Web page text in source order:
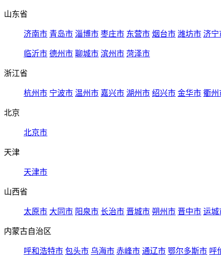
山东省
济南市 青岛市 淄博市 枣庄市 东营市 烟台市 潍坊市 济宁
临沂市 德州市 聊城市 滨州市 菏泽市
浙江省
杭州市 宁波市 温州市 嘉兴市 湖州市 绍兴市 金华市 衢州
北京
北京市
天津
天津市
山西省
太原市 大同市 阳泉市 长治市 晋城市 朔州市 晋中市 运城
内蒙古自治区
呼和浩特市 包头市 乌海市 赤峰市 通辽市 鄂尔多斯市 呼